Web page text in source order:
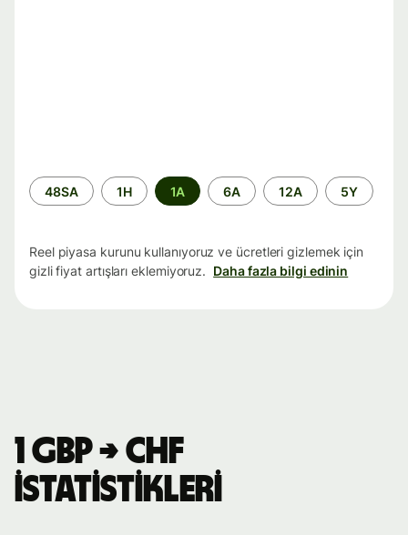
Zaman
aralığı
48SA 1H 1A 6A 12A 5Y
Reel piyasa kurunu kullanıyoruz ve ücretleri gizlemek için
gizli fiyat artışları eklemiyoruz. Daha fazla bilgi edinin
1 GBP → CHF
istatistikleri